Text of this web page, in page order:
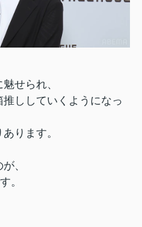
せられ、
ししていくようになっ
ります。
、
。